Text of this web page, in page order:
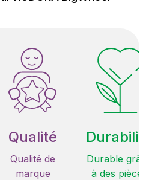
Qualité
Qualité de
marque
Durable
à des pièces